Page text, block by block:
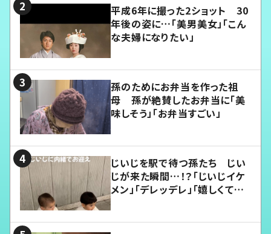
平成6年に撮った2ショット 30
年後の姿に…「美男美女」「こん
な夫婦になりたい」
孫のためにお弁当を作った祖
母 孫が絶賛したお弁当に「美
味しそう」「お弁当すごい」
じいじを駅で待つ孫たち じい
じが来た瞬間…！？「じいじイケ
メン」「デレッデレ」「嬉しくて可